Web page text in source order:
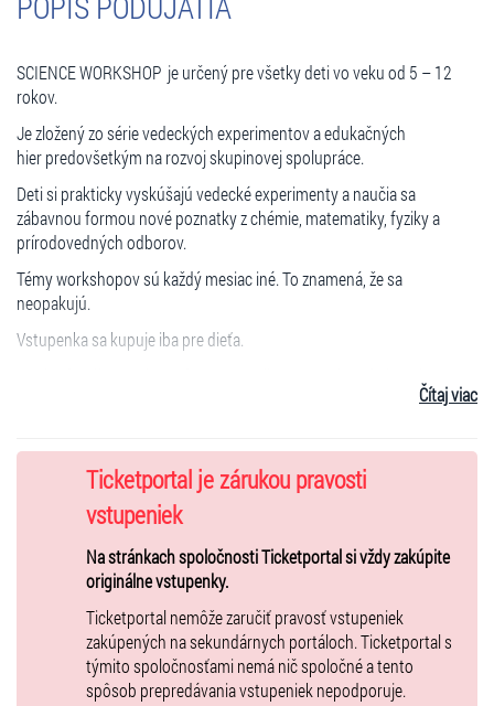
SCIENCE WORKSHOP je určený pre všetky deti vo veku od 5 – 12
rokov.
Je zložený zo série vedeckých experimentov a edukačných
hier predovšetkým na rozvoj skupinovej spolupráce.
Deti si prakticky vyskúšajú vedecké experimenty a naučia sa
zábavnou formou nové poznatky z chémie, matematiky, fyziky a
prírodovedných odborov.
Témy workshopov sú každý mesiac iné. To znamená, že sa
neopakujú.
Vstupenka sa kupuje iba pre dieťa.
Vstupenky na podujatie je možné zakúpiť len formou
Hometicket!
DARČEKOVÁ POUKÁŽKA 2026 - Nutnosť rezervácie termínu min. 72
h pred začiatkom sms alebo whatsApp 0908 646 750.
Kapacita miesť je obmedzená.
Čítaj viac
Ticketportal je zárukou pravosti
vstupeniek
Na stránkach spoločnosti Ticketportal si vždy zakúpite
originálne vstupenky.
Ticketportal nemôže zaručiť pravosť vstupeniek
zakúpených na sekundárnych portáloch. Ticketportal s
týmito spoločnosťami nemá nič spoločné a tento
spôsob prepredávania vstupeniek nepodporuje.